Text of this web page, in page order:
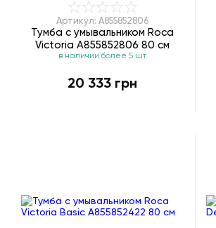
Артикул: A855852806
Тумба с умывальником Roca
Victoria A855852806 80 см
в наличии более 5 шт
20 333 грн